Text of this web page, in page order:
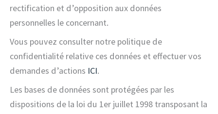
rectification et d’opposition aux données
personnelles le concernant.
Vous pouvez consulter notre politique de
confidentialité relative ces données et effectuer vos
demandes d’actions ICI.
Les bases de données sont protégées par les
dispositions de la loi du 1er juillet 1998 transposant la